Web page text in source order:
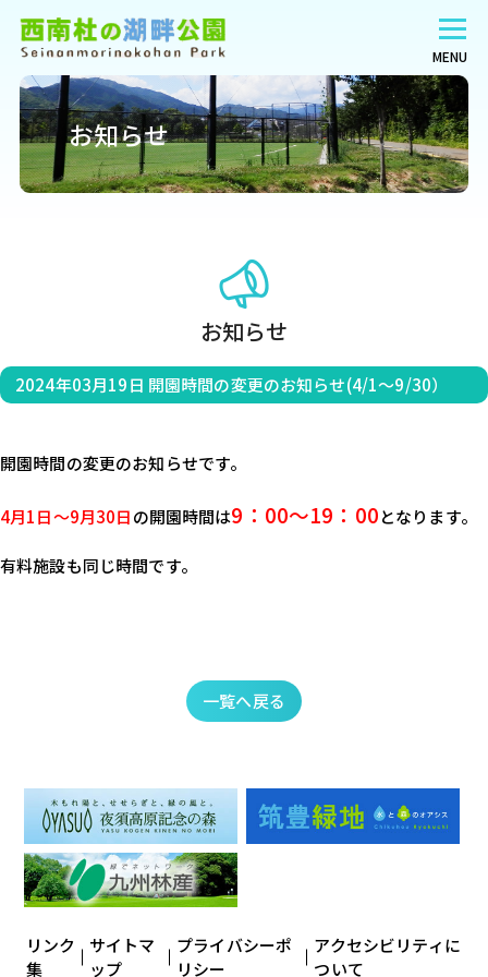
MENU
お知らせ
お知らせ
2024年03月19日 開園時間の変更のお知らせ(4/1～9/30）
開園時間の変更のお知らせです。
4月1日～9月30日の開園時間は9：00～19：00となります。
有料施設も同じ時間です。
一覧へ戻る
リンク
集
サイトマ
ップ
プライバシーポ
リシー
アクセシビリティに
ついて